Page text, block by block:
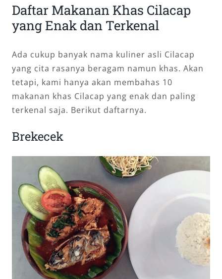
Daftar Makanan Khas Cilacap
yang Enak dan Terkenal
Ada cukup banyak nama kuliner asli Cilacap
yang cita rasanya beragam namun khas. Akan
tetapi, kami hanya akan membahas 10
makanan khas Cilacap yang enak dan paling
terkenal saja. Berikut daftarnya.
Brekecek